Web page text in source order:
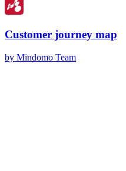
Customer journey map
by Mindomo Team